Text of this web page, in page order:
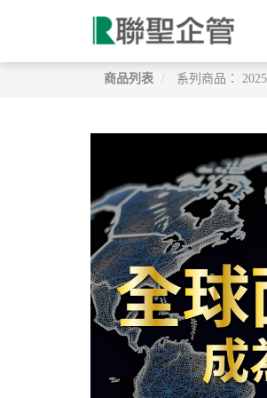
商品列表 系列商品：